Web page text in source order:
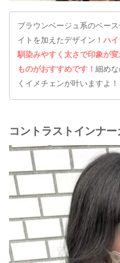
ブラウンベージュ系のベー
イトを加えたデザイン！ ハ
馴染みやすく太さで印象が
ものがおすすめです！ 細め
くイメチェンが叶いますよ！
コントラストインナー